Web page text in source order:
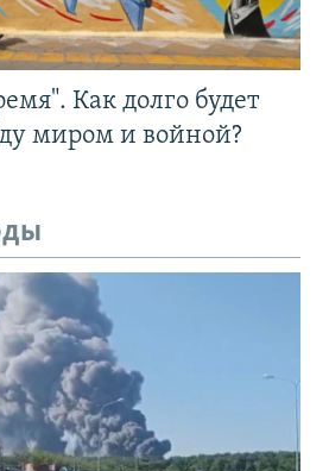
Как долго будет
миром и войной?